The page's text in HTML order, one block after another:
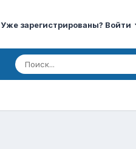
Уже зарегистрированы? Войти